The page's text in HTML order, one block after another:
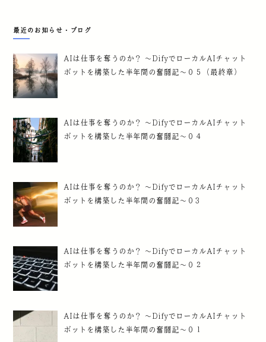
最近のお知らせ・ブログ
AIは仕事を奪うのか？ ～DifyでローカルAIチャット
ボットを構築した半年間の奮闘記～０５（最終章）
AIは仕事を奪うのか？ ～DifyでローカルAIチャット
ボットを構築した半年間の奮闘記～０４
AIは仕事を奪うのか？ ～DifyでローカルAIチャット
ボットを構築した半年間の奮闘記～０3
AIは仕事を奪うのか？ ～DifyでローカルAIチャット
ボットを構築した半年間の奮闘記～０２
AIは仕事を奪うのか？ ～DifyでローカルAIチャット
ボットを構築した半年間の奮闘記～０１